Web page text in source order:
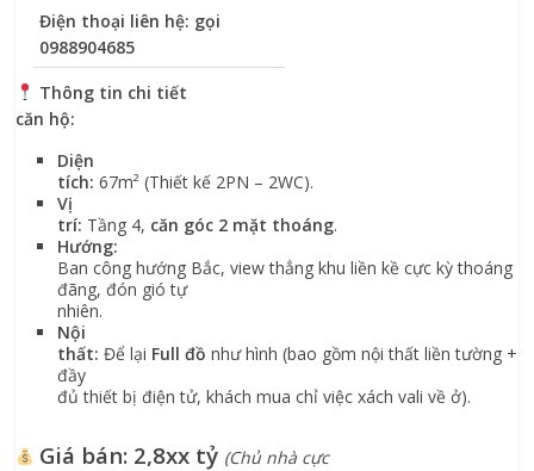
Điện thoại liên hệ: gọi
0988904685
Thông tin chi tiết
căn hộ:
Diện
tích: 67m² (Thiết kế 2PN – 2WC).
Vị
trí: Tầng 4, căn góc 2 mặt thoáng.
Hướng:
Ban công hướng Bắc, view thẳng khu liền kề cực kỳ thoáng
đãng, đón gió tự
nhiên.
Nội
thất: Để lại Full đồ như hình (bao gồm nội thất liền tường +
đầy
đủ thiết bị điện tử, khách mua chỉ việc xách vali về ở).
Giá bán: 2,8xx tỷ (Chủ nhà cực